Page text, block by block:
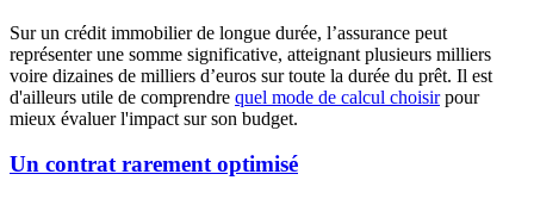
Sur un crédit immobilier de longue durée, l’assurance peut
représenter une somme significative, atteignant plusieurs milliers
voire dizaines de milliers d’euros sur toute la durée du prêt. Il est
d'ailleurs utile de comprendre quel mode de calcul choisirpour
mieux évaluer l'impact sur son budget.
Un contrat rarement optimisé